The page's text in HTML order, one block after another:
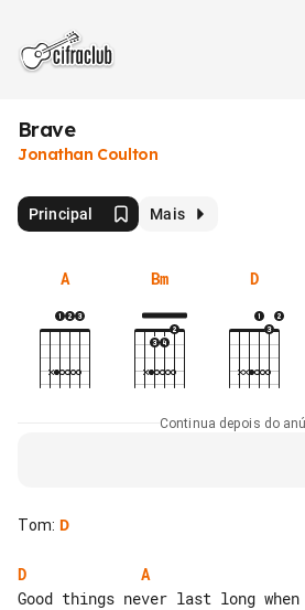
Brave
Jonathan Coulton
Principal Mais
A Bm D
Continua depois do
Tom: D
D
A